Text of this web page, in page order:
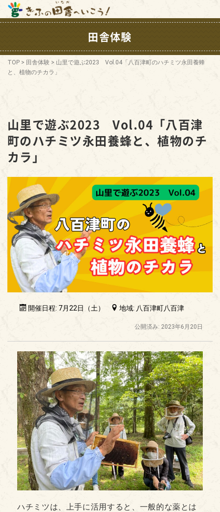
田舎体験
TOP > 田舎体験 > 山里で遊ぶ2023 Vol.04「八百津町のハチミツ永田養蜂
と、植物のチカラ」
山里で遊ぶ2023 Vol.04「八百津
町のハチミツ永田養蜂と、植物のチ
カラ」
開催日程: 7月22日（土） 地域: 八百津町八百津
公開済み: 2023年6月20日
ハチミツは、上手に活用すると、一般的な薬とは